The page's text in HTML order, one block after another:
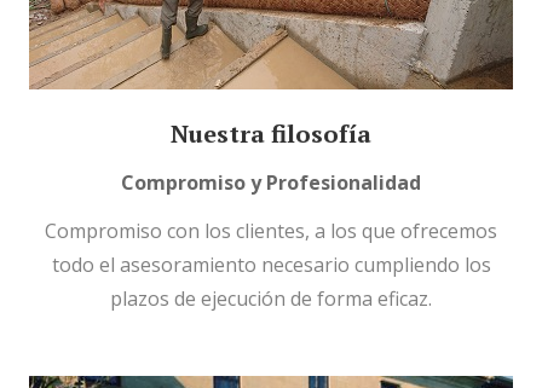
Nuestra filosofía
Compromiso y Profesionalidad
Compromiso con los clientes, a los que ofrecemos
todo el asesoramiento necesario cumpliendo los
plazos de ejecución de forma eficaz.